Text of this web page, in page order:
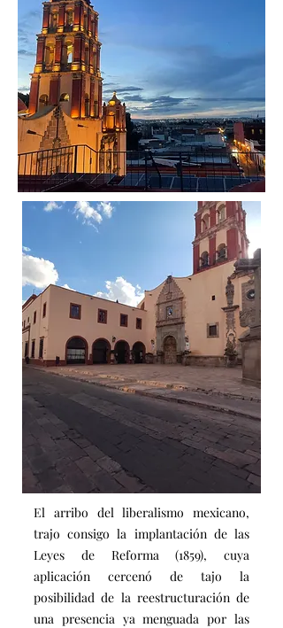
El arribo del liberalismo mexicano,
trajo consigo la implantación de las
Leyes de Reforma (1859), cuya
aplicación cercenó de tajo la
posibilidad de la reestructuración de
una presencia ya menguada por las